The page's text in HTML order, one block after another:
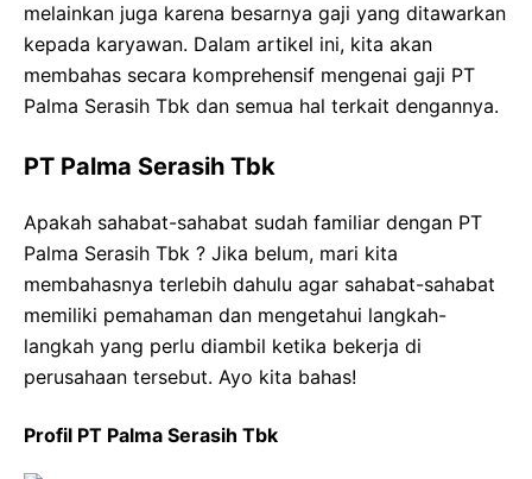
melainkan juga karena besarnya gaji yang ditawarkan
kepada karyawan. Dalam artikel ini, kita akan
membahas secara komprehensif mengenai gaji PT
Palma Serasih Tbk dan semua hal terkait dengannya.
PT Palma Serasih Tbk
Apakah sahabat-sahabat sudah familiar dengan PT
Palma Serasih Tbk ? Jika belum, mari kita
membahasnya terlebih dahulu agar sahabat-sahabat
memiliki pemahaman dan mengetahui langkah-
langkah yang perlu diambil ketika bekerja di
perusahaan tersebut. Ayo kita bahas!
Profil PT Palma Serasih Tbk